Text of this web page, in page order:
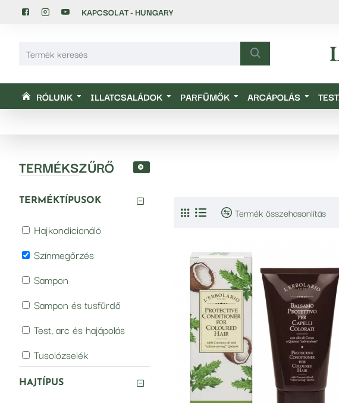
KAPCSOLAT - HUNGARY
RÓLUNK ILLATCSALÁDOK PARFÜMÖK ARCÁPOLÁS
TERMÉKSZŰRŐ
TERMÉKTÍPUSOK
Hajkondicionáló
Színmegőrzés
Sampon
Sampon és tusfürdő
Test, arc és hajápolás
Tusolózselék
Szappan
HAJTÍPUS
Termék összehasonlítás